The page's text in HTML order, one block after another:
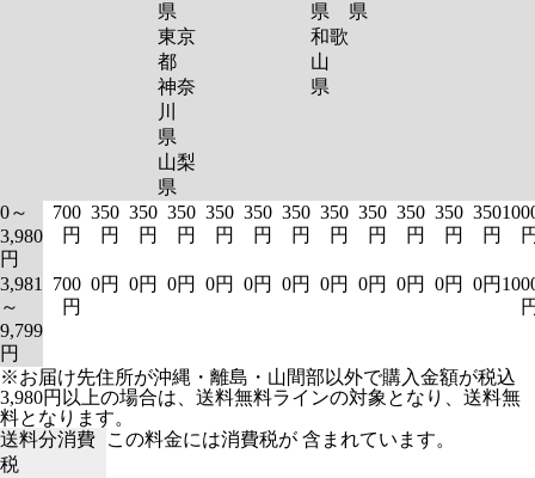
県
東京
都
神奈
川
県
山梨
県
県
和歌
山
県
県
0～
3,980
円
700
円
350
円
350
円
350
円
350
円
350
円
350
円
350
円
350
円
350
円
350
円
350
円
3,981
～
9,799
円
700
円
0円 0円 0円 0円 0円 0円 0円 0円 0円 0円 0円
※お届け先住所が沖縄・離島・山間部以外で購入金額が税込
3,980円以上の場合は、送料無料ラインの対象となり、送料無
料となります。
送料分消費
税
この料金には消費税が 含まれています。